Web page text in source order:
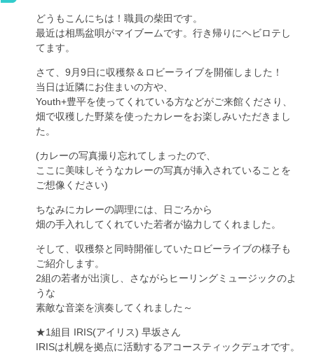
どうもこんにちは！職員の柴田です。
最近は相馬盆唄がマイブームです。行き帰りにヘビロテし
てます。
さて、9月9日に収穫祭＆ロビーライブを開催しました！
当日は近隣にお住まいの方や、
Youth+豊平を使ってくれている方などがご来館くださり、
畑で収穫した野菜を使ったカレーをお楽しみいただきまし
た。
(カレーの写真撮り忘れてしまったので、
ここに美味しそうなカレーの写真が挿入されていることを
ご想像ください)
ちなみにカレーの調理には、日ごろから
畑の手入れしてくれていた若者が協力してくれました。
そして、収穫祭と同時開催していたロビーライブの様子も
ご紹介します。
2組の若者が出演し、さながらヒーリングミュージックのよ
うな
素敵な音楽を演奏してくれました～
★1組目 IRIS(アイリス) 早坂さん
IRISは札幌を拠点に活動するアコースティックデュオです。